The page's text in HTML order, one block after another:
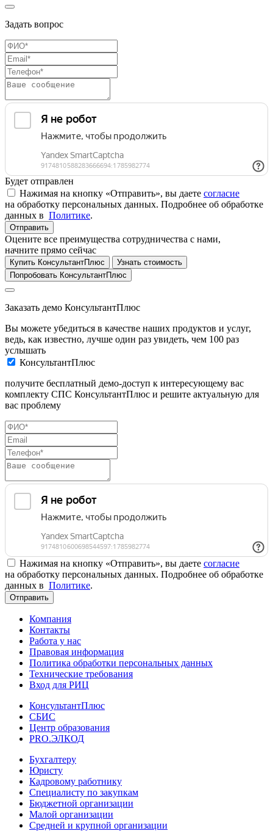
Задать вопрос
Будет отправлен
Нажимая на кнопку «Отправить», вы даете согласие
на обработку персональных данных. Подробнее об обработке
данных в Политике.
Отправить
Оцените все преимущества сотрудничества с нами,
начните прямо сейчас
Купить КонсультантПлюс
Узнать стоимость
Попробовать КонсультантПлюс
Заказать демо КонсультантПлюс
Вы можете убедиться в качестве наших продуктов и услуг,
ведь, как известно, лучше один раз увидеть, чем 100 раз
услышать
КонсультантПлюс
получите бесплатный демо-доступ к интересующему вас
комплекту СПС КонсультантПлюс и решите актуальную для
вас проблему
Нажимая на кнопку «Отправить», вы даете согласие
на обработку персональных данных. Подробнее об обработке
данных в Политике.
Отправить
Компания
Контакты
Работа у нас
Правовая информация
Политика обработки персональных данных
Технические требования
Вход для РИЦ
КонсультантПлюс
СБИС
Центр образования
PRO.ЭЛКОД
Бухгалтеру
Юристу
Кадровому работнику
Специалисту по закупкам
Бюджетной организации
Малой организации
Средней и крупной организации